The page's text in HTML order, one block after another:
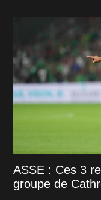
ASSE : Ces 3
groupe de